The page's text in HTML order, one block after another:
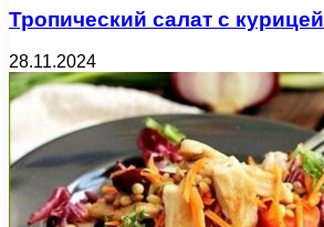
Тропический салат с курицей
28.11.2024